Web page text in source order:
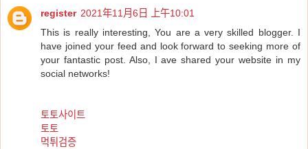
register 2021年11月6日 上午10:01
This is really interesting, You are a very skilled blogger. I
have joined your feed and look forward to seeking more of
your fantastic post. Also, I ave shared your website in my
social networks!
토토사이트
토토
먹튀검증